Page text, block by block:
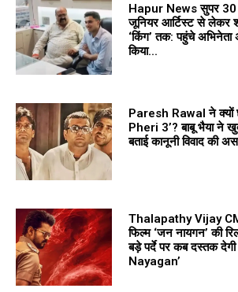
Hapur News सुपर 30
जूनियर आर्टिस्ट से लेकर
‘किंग’ तक: पहुंचे अभिनेता
किया...
Paresh Rawal ने क्यों
Pheri 3’? बाबू भैया ने
बताई कानूनी विवाद की
Thalapathy Vijay
फिल्म ‘जन नायगन’ की
बड़े पर्दे पर कब दस्तक
Nayagan’